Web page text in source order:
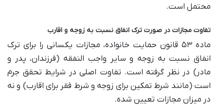
محتمل است.
تفاوت مجازات در صورت ترک انفاق نسبت به زوجه و اقارب
ماده ۵۳ قانون حمایت خانواده، مجازات یکسانی را برای ترک
انفاق نسبت به زوجه و سایر واجب النفقه (فرزندان، پدر و
مادر) در نظر گرفته است. تفاوت اصلی در شرایط تحقق جرم
است (مانند شرط تمکین برای زوجه و شرط فقر برای اقارب) و نه
در میزان مجازات تعیین شده.